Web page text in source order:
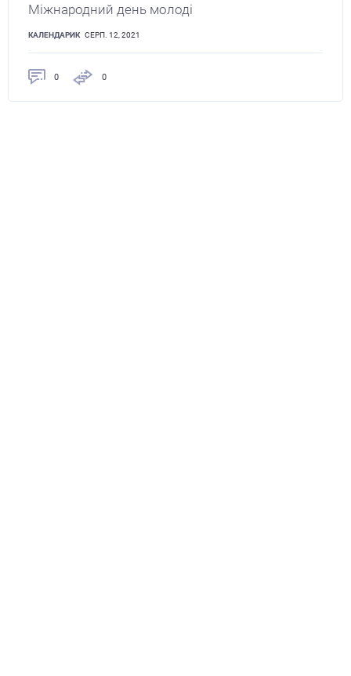
Міжнародний день молоді
КАЛЕНДАРИК СЕРП. 12, 2021
0 0